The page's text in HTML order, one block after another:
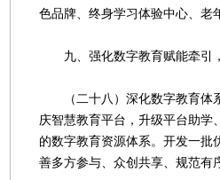
色品牌、终身学习体验中心、老
九、强化数字教育赋能牵引
（二十八）深化数字教育体系
庆智慧教育平台，升级平台助学
的数字教育资源体系。开发一批
善多方参与、众创共享、规范有